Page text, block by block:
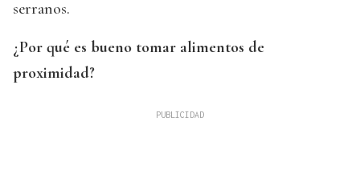
serranos.
¿Por qué es bueno tomar alimentos de
proximidad?